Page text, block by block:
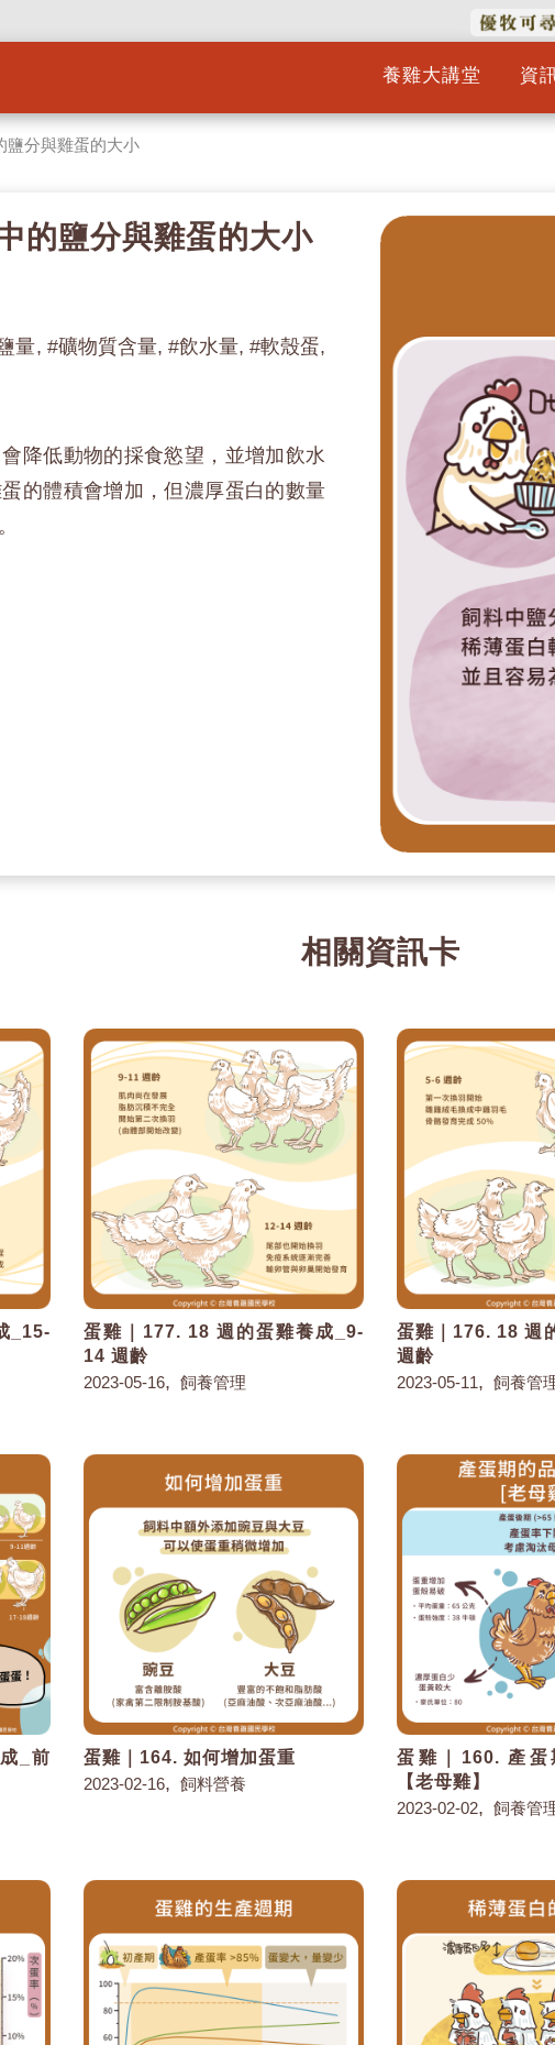
養雞大講堂 資
鹽分與雞蛋的大小
的鹽分與雞蛋的大小
量, #礦物質含量, #飲水量, #軟殼蛋,
降低動物的採食慾望，並增加飲水
的體積會增加，但濃厚蛋白的數量
相關資訊卡
_15-
蛋雞｜177. 18 週的蛋雞養成_9-
14 週齡
2023-05-16, 飼養管理
蛋雞｜176. 18 週
週齡
2023-05-11, 飼養管
_前
蛋雞｜164. 如何增加蛋重
2023-02-16, 飼料營養
蛋雞｜160. 產
【老母雞】
2023-02-02, 飼養管